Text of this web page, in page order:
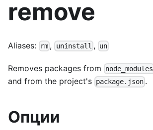
remove
Aliases: rm , uninstall , un
Removes packages from node_modules
and from the project's package.json .
Опции